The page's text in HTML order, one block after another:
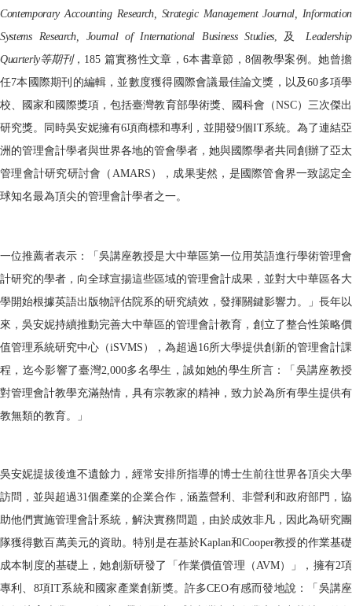
Contemporary Accounting Research, Strategic Management Journal, Information
Systems Research, Journal of International Business Studies, 及
Leadership
Quarterly等期刊， 185 篇實務性文章，6本書章節，8個教學案例。她曾擔
任7本國際期刊的編輯，並數度獲得國際會議最佳論文獎，以及60多項學
校、國家和國際獎項，包括臺灣教育部學術獎、國科會（NSC）三次傑出
研究獎。同時吳安妮擁有6項商標和專利，並開發9個IT系統。為了連結亞
洲的管理會計學者與世界各地的管會學者，她與國際學者共同創辦了亞太
管理會計研究研討會（ AMARS ），成果斐然，是國際管會界一致認定全
球知名最為頂尖的管理會計學者之一。
一位推薦者表示：「吳講座教授是大中華區第一位用英語進行學術管理會
計研究的學者，向全球宣揚這些區域的管理會計成果，並對大中華區各大
學開始根據英語出版物評估院系的研究績效，發揮關鍵影響力。」長年以
來，吳安妮持續推動完善大中華區的管理會計教育，創立了整合性策略價
值管理系統研究中心（iSVMS ），為超過16所大學提供創新的管理會計課
程，迄今影響了臺灣2,000多名學生，誠如她的學生所言：「吳講座教授
對管理會計教學充滿熱情，具有宗教家的精神，致力於為所有學生提供有
教無類的教育。」
吳安妮提拔後進不遺餘力，經常安排所指導的博士生前往世界各頂尖大學
訪問，並與超過31個產業的企業合作，涵蓋營利、非營利和政府部門，協
助他們實施管理會計系統，解決實務問題，由於成效非凡，因此為研究團
隊獲得數百萬美元的資助。特別是在基於Kaplan和Cooper教授的作業基礎
成本制度的基礎上，她創新研發了「作業價值管理（AVM）」，擁有2項
專利、 8項IT系統和國家產業創新獎。許多CEO有感而發地說：「吳講座